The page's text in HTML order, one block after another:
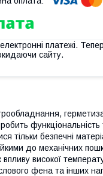
платежі.
сайту.
тільки безпечні
до механічних
високої
фена та інших